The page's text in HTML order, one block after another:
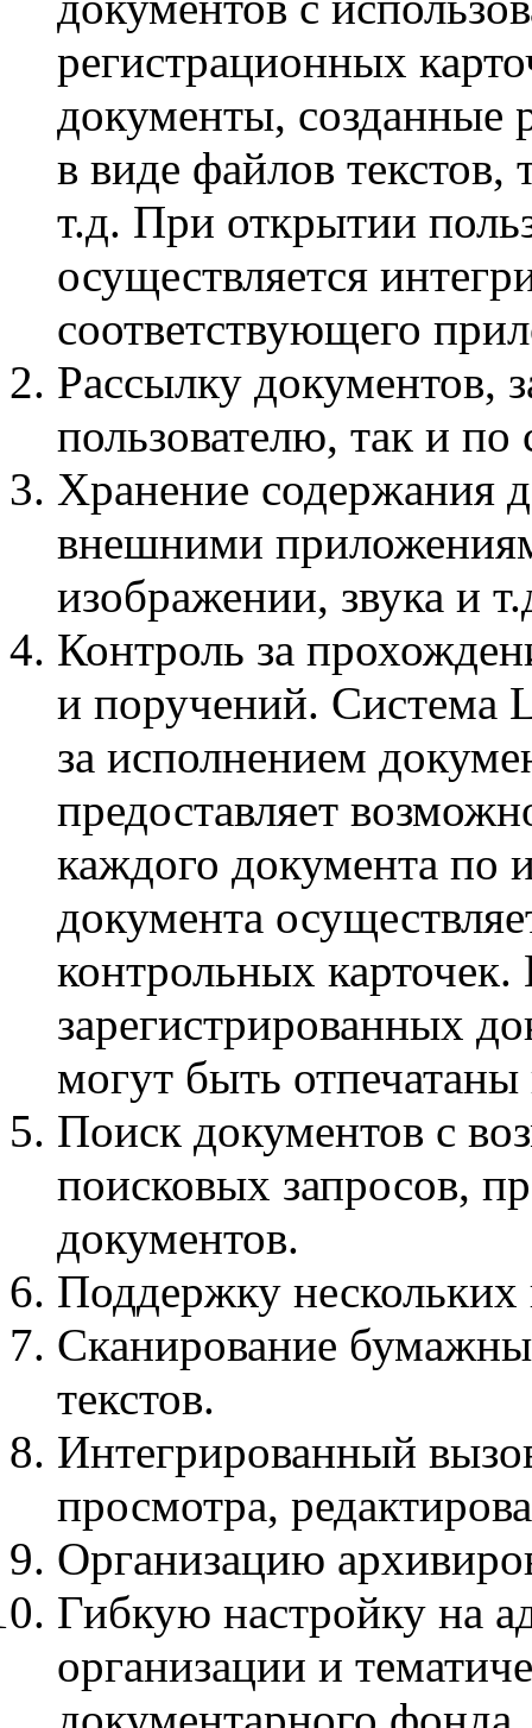
регистрационных
документы, созданные
в виде файлов текстов,
т.д. При открытии
осуществляется
соответствующего
Рассылку документов,
пользователю, так и по
Хранение содержания
внешними
изображении, звука и
Контроль за
и поручений. Система
за исполнением
предоставляет
каждого документа по
документа
контрольных
зарегистрированных
могут быть отпечатаны
Поиск документов с
поисковых запросов,
документов.
Поддержку нескольких
Сканирование
текстов.
Интегрированный
просмотра,
Организацию
Гибкую настройку на
организации и